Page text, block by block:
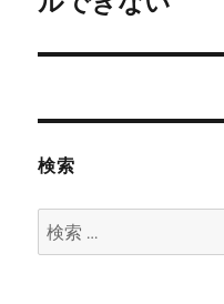
稿:
検索
検
索: